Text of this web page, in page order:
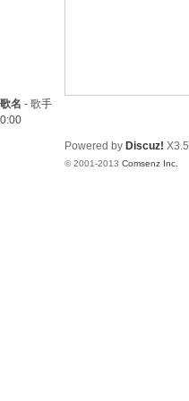
歌名 - 歌手
0:00
Powered by Discuz! X3.5
© 2001-2013 Comsenz Inc.